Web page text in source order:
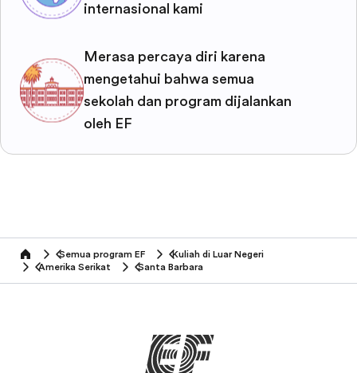
internasional kami
Merasa percaya diri karena
mengetahui bahwa semua
sekolah dan program dijalankan
oleh EF
home Semua program EF
Kuliah di Luar Negeri
Amerika Serikat
Santa Barbara